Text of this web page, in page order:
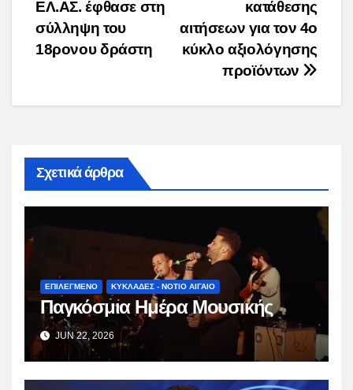
κατάθεσης
αιτήσεων για τον 4ο
κύκλο αξιολόγησης
προϊόντων
ΕΛ.ΑΣ. έφθασε στη
σύλληψη του
18ρονου δράστη
Σχετικά άρθρα
ΕΠΙΛΕΓΜΕΝΟ ΚΥΚΛΑΔΕΣ - ΝΟΤΙΟ ΑΙΓΑΙΟ
Παγκόσμια Ημέρα Μουσικής
JUN 22, 2026